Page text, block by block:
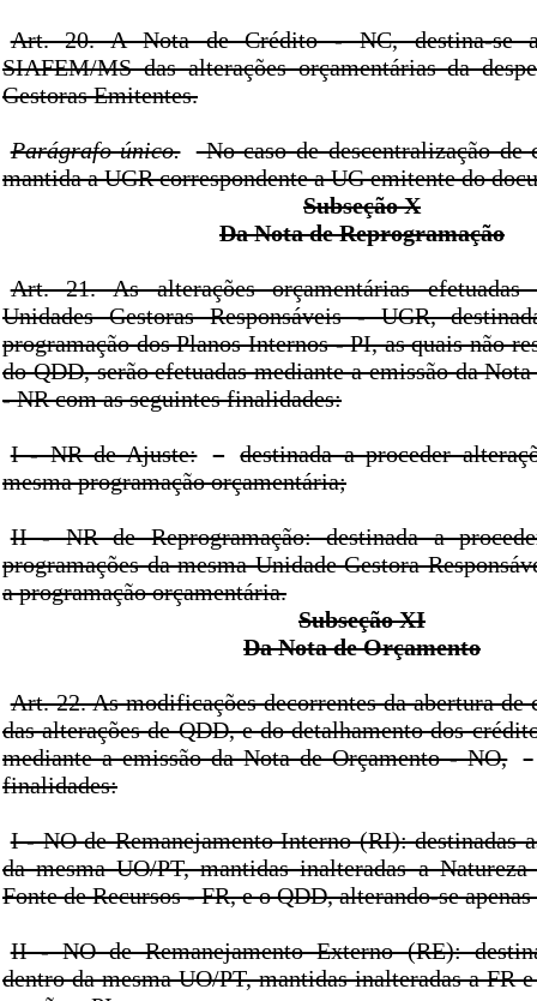
Art. 20. A Nota de Crédito - NC, destina-se
SIAFEM/MS das alterações orçamentárias da
Gestoras Emitentes.
Parágrafo único.
No caso de descentralização de
mantida a UGR correspondente a UG emitente do
Subseção X
Da Nota de Reprogramação
Art. 21. As alterações orçamentárias efetuadas
Unidades Gestoras Responsáveis - UGR,
programação dos Planos Internos - PI, as quais não
do QDD, serão efetuadas mediante a emissão da
- NR com as seguintes finalidades:
I - NR de Ajuste:
destinada a proceder
mesma programação orçamentária;
II - NR de Reprogramação: destinada a
programações da mesma Unidade Gestora
a programação orçamentária.
Subseção XI
Da Nota de Orçamento
Art. 22. As modificações decorrentes da abertura de
das alterações de QDD, e do detalhamento dos
mediante a emissão da Nota de Orçamento - NO,
finalidades:
I - NO de Remanejamento Interno (RI): destinadas
da mesma UO/PT, mantidas inalteradas a
Fonte de Recursos - FR, e o QDD, alterando-se
II - NO de Remanejamento Externo (RE):
dentro da mesma UO/PT, mantidas inalteradas a FR